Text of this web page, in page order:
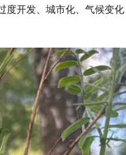
度开发、城市化、气候变化